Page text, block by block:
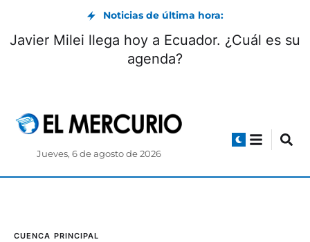
Noticias de última hora:
La selección de Ecuador jugará un torneo
internacional en Japón
Jueves, 6 de agosto de 2026
CUENCA PRINCIPAL